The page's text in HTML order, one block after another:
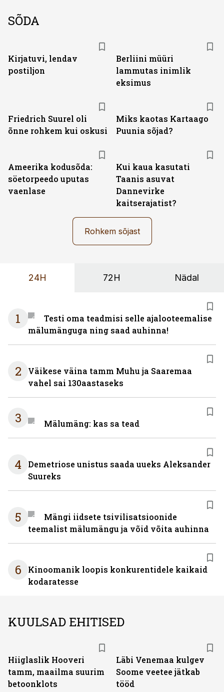
SÕDA
Kirjatuvi, lendav
postiljon
Berliini müüri
lammutas inimlik
eksimus
Friedrich Suurel oli
õnne rohkem kui oskusi
Miks kaotas Kartaago
Puunia sõjad?
Ameerika kodusõda:
söetorpeedo uputas
vaenlase
Kui kaua kasutati
Taanis asuvat
Dannevirke
kaitserajatist?
Rohkem sõjast
24H 72H Nädal
1
Testi oma teadmisi selle ajalooteemalise
mälumänguga ning saad auhinna!
2
Väikese väina tamm Muhu ja Saaremaa
vahel sai 130aastaseks
3 Mälumäng: kas sa tead
4
Demetriose unistus saada uueks Aleksander
Suureks
5
Mängi iidsete tsivilisatsioonide
teemalist mälumängu ja võid võita auhinna
6
Kinoomanik loopis konkurentidele kaikaid
kodaratesse
KUULSAD EHITISED
Hiiglaslik Hooveri
tamm, maailma suurim
betoonklots
Läbi Venemaa kulgev
Soome veetee jätkab
tööd